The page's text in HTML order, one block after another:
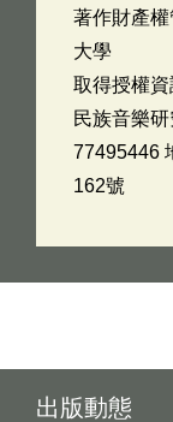
著作財產
大學
取得授權
民族音樂
77495446
162號
出版動態